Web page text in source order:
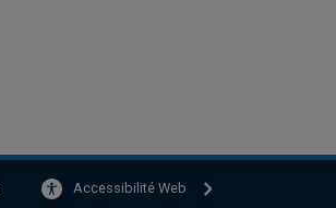
Accessibilité Web